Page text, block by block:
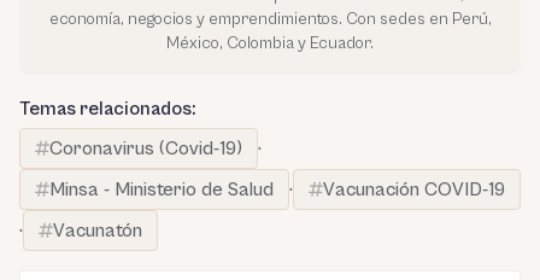
economía, negocios y emprendimientos. Con sedes en Perú,
México, Colombia y Ecuador.
Temas relacionados:
Coronavirus (Covid-19)
·
Minsa - Ministerio de Salud
·
Vacunación COVID-19
·
Vacunatón